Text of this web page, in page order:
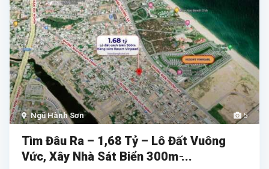
5
Ngũ Hành Sơn
Tìm Đâu Ra – 1,68 Tỷ – Lô Đất Vuông
Vức, Xây Nhà Sát Biển 300m ̵...